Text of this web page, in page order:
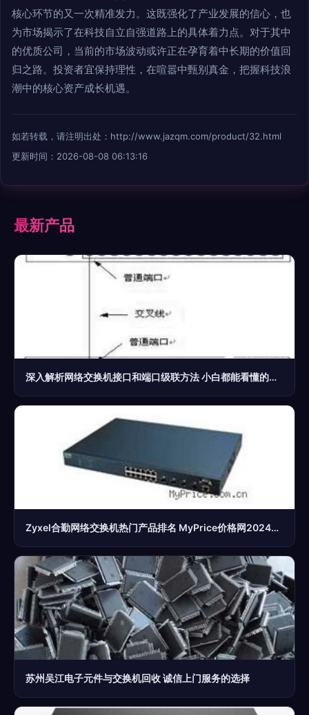
核心环节的又一次精准发力。这既强化了产业发展的信心，也
为市场揭示了在科技自立自强道路上的具体着力点。对于其中
的优质公司，当前的市场波动或许正在孕育着中长期的价值回
归之路。投资者宜保持理性，在喧嚣中甄别真金，把握科技浪
潮中的核心资产成长机遇。
如若转载，请注明出处：http://www.jazqm.com/product/32.html
更新时间：2026-08-08 06:13:16
最新产品
深入解析网络交换机接口和端口级联方法 小白都能看懂的实操指南
Zyxel合勤网络交换机热门产品排名 MyPrice价格网2024年最新整理（第1页）
苏州吴江电子元件与交换机回收 诚信上门服务的选择